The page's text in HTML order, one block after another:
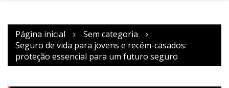
Página inicial
Sem categoria
Seguro de vida para jovens e recém-casados:
proteção essencial para um futuro seguro